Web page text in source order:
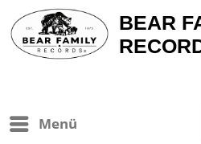
BEAR
Menü